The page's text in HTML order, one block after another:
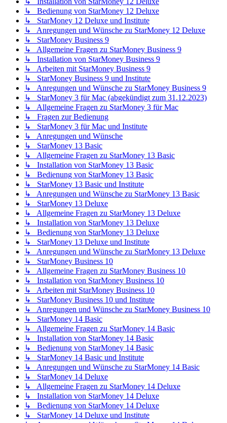
↳ Bedienung von StarMoney 12 Deluxe
↳ StarMoney 12 Deluxe und Institute
↳ Anregungen und Wünsche zu StarMoney 12 Deluxe
↳ StarMoney Business 9
↳ Allgemeine Fragen zu StarMoney Business 9
↳ Installation von StarMoney Business 9
↳ Arbeiten mit StarMoney Business 9
↳ StarMoney Business 9 und Institute
↳ Anregungen und Wünsche zu StarMoney Business 9
↳ StarMoney 3 für Mac (abgekündigt zum 31.12.2023)
↳ Allgemeine Fragen zu StarMoney 3 für Mac
↳ Fragen zur Bedienung
↳ StarMoney 3 für Mac und Institute
↳ Anregungen und Wünsche
↳ StarMoney 13 Basic
↳ Allgemeine Fragen zu StarMoney 13 Basic
↳ Installation von StarMoney 13 Basic
↳ Bedienung von StarMoney 13 Basic
↳ StarMoney 13 Basic und Institute
↳ Anregungen und Wünsche zu StarMoney 13 Basic
↳ StarMoney 13 Deluxe
↳ Allgemeine Fragen zu StarMoney 13 Deluxe
↳ Installation von StarMoney 13 Deluxe
↳ Bedienung von StarMoney 13 Deluxe
↳ StarMoney 13 Deluxe und Institute
↳ Anregungen und Wünsche zu StarMoney 13 Deluxe
↳ StarMoney Business 10
↳ Allgemeine Fragen zu StarMoney Business 10
↳ Installation von StarMoney Business 10
↳ Arbeiten mit StarMoney Business 10
↳ StarMoney Business 10 und Institute
↳ Anregungen und Wünsche zu StarMoney Business 10
↳ StarMoney 14 Basic
↳ Allgemeine Fragen zu StarMoney 14 Basic
↳ Installation von StarMoney 14 Basic
↳ Bedienung von StarMoney 14 Basic
↳ StarMoney 14 Basic und Institute
↳ Anregungen und Wünsche zu StarMoney 14 Basic
↳ StarMoney 14 Deluxe
↳ Allgemeine Fragen zu StarMoney 14 Deluxe
↳ Installation von StarMoney 14 Deluxe
↳ Bedienung von StarMoney 14 Deluxe
↳ StarMoney 14 Deluxe und Institute